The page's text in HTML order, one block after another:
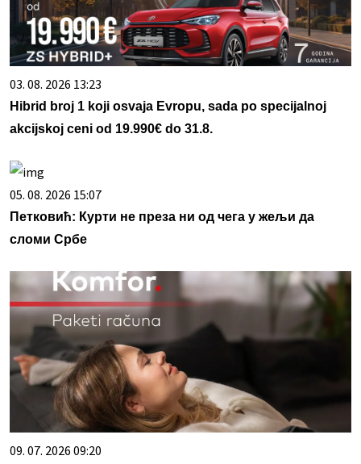
03. 08. 2026 13:23
Hibrid broj 1 koji osvaja Evropu, sada po specijalnoj
akcijskoj ceni od 19.990€ do 31.8.
05. 08. 2026 15:07
Петковић: Курти не преза ни од чега у жељи да
сломи Србе
09. 07. 2026 09:20